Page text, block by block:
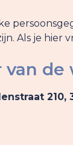
Als je hier
van de